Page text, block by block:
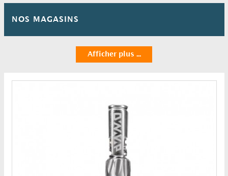
NOS MAGASINS
Afficher plus ...